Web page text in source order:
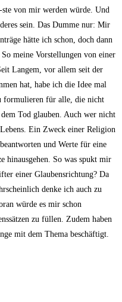
ste von mir werden würde. Und
sein. Das Dumme nur: Mir
hätte ich schon, doch dann
meine Vorstellungen von einer
Langem, vor allem seit der
hat, habe ich die Idee mal
formulieren für alle, die nicht
Tod glauben. Auch wer nicht
Ein Zweck einer Religion
und Werte für eine
hinausgehen. So was spukt mir
einer Glaubensrichtung? Da
denke ich auch zu
würde es mir schon
zu füllen. Zudem haben
mit dem Thema beschäftigt.